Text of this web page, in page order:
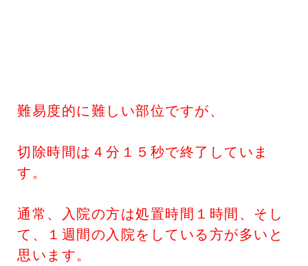
難易度的に難しい部位ですが、
切除時間は４分１５秒で終了していま
す。
通常、入院の方は処置時間１時間、そし
て、１週間の入院をしている方が多いと
思います。